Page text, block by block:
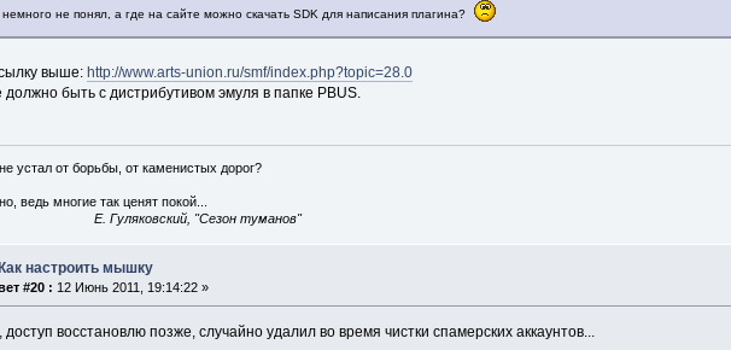
не понял, а где на сайте можно скачать SDK для написания плагина?
выше: http://www.arts-union.ru/smf/index.php?topic=28.0
должно быть с дистрибутивом эмуля в папке PBUS.
устал от борьбы, от каменистых дорог?
ведь многие так ценят покой...
E. Гуляковский, "Сезон туманов"
настроить мышку
#20 : 12 Июнь 2011, 19:14:22 »
доступ восстановлю позже, случайно удалил во время чистки спамерских аккаунтов...